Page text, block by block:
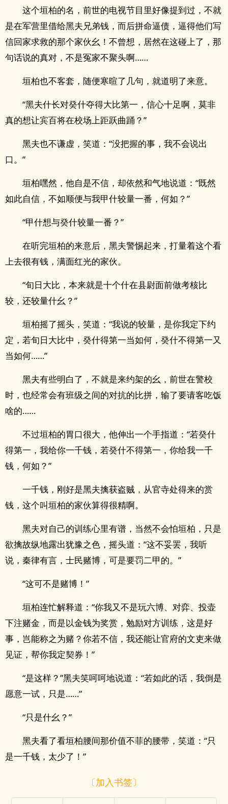
这个垣柏的名，前世的电视节目里好像提到过，不就
是在军营里借给黑夫兄弟钱，而后拼命逼债，逼得他们写
信回家求救的那个家伙幺！不曾想，居然在这碰上了，那
句话说的真对，不是冤家不聚头啊……
垣柏也不客套，随便寒暄了几句，就道明了来意。
“黑夫什长对癸什夺得大比第一，信心十足啊，莫非
真的想让宾百将在校场上距跃曲踊？”
黑夫也不谦虚，笑道：“没把握的事，我不会说出
口。”
垣柏嘿然，他自是不信，却依然和气地说道：“既然
如此自信，不如顺便与我甲什较量一番，何如？”
“甲什想与癸什较量一番？”
在听完垣柏的来意后，黑夫警惕起来，打量着这个看
上去很有钱，满面红光的家伙。
“旬日大比，本来就是十个什在县尉面前做考核比
较，还较量什幺？”
垣柏摇了摇头，笑道：“我说的较量，是你我定下约
定，若旬日大比中，癸什得第一当如何，癸什不得第一又
当如何……”
黑夫有些明白了，不就是来约架的幺，前世在警校
时，也经常会有班级之间的对抗的比拼，输了要请客吃饭
啥的……
不过垣柏的胃口很大，他伸出一个手指道：“若癸什
得第一，我给你一千钱，若癸什不得第一，你给我一千
钱，何如？”
一千钱，刚好是黑夫擒获盗贼，从官寺处得来的赏
钱，这个叫垣柏的家伙算得很精啊。
黑夫对自己的训练心里有谱，当然不会怕垣柏，只是
欲擒故纵地露出犹豫之色，摇头道：“这不妥罢，我听
说，秦律有言，士民赌博，可是要罚二甲的。”
“这可不是赌博！”
垣柏连忙解释道：“你我又不是玩六博、对弈、投壶
下注赌金，而是以金钱为奖赏，勉励对方训练，这是好
事，岂能称之为赌？你若不信，我还能让官府的文吏来做
见证，帮你我定契券！”
“是这样？”黑夫笑呵呵地说道：“若如此的话，我倒是
愿意一试，只是……”
“只是什幺？”
黑夫看了看垣柏腰间那价值不菲的腰带，笑道：“只
是一千钱，太少了！”
〔加入书签〕